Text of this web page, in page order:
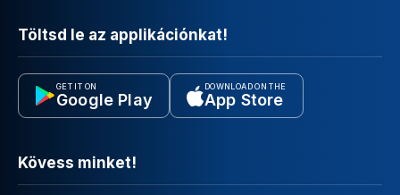
Töltsd le az applikációnkat!
GET IT ON
Google Play
DOWNLOAD ON THE
App Store
Kövess minket!